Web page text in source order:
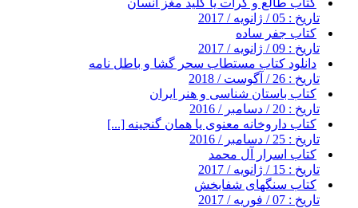
کتاب طالع و کرات یا کلید مغز انسان
تاریخ : 05 / ژانویه / 2017
کتاب جفر ساده
تاریخ : 09 / ژانویه / 2017
دانلود کتاب مستطاب سحر گشا و باطل نامه
تاریخ : 26 / آگوست / 2018
کتاب باستان شناسی و هنر ایران
تاریخ : 20 / دسامبر / 2016
کتاب داروخانه معنوی یا همان گنجینه [...]
تاریخ : 25 / دسامبر / 2016
کتاب اسرار آل محمد
تاریخ : 15 / ژانویه / 2017
کتاب سنگهای شفابخش
تاریخ : 07 / فوریه / 2017